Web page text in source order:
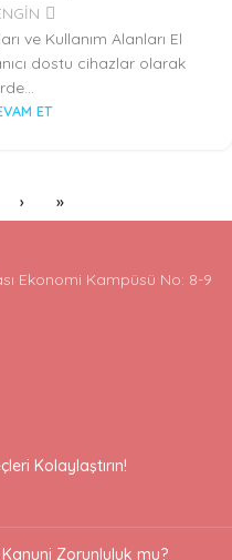
ve Kullanım Alanları El
dostu cihazlar olarak
ET
› »
Ekonomi Kampüsü No: 8-9
Kolaylaştırın!
Zorunluluk mu?